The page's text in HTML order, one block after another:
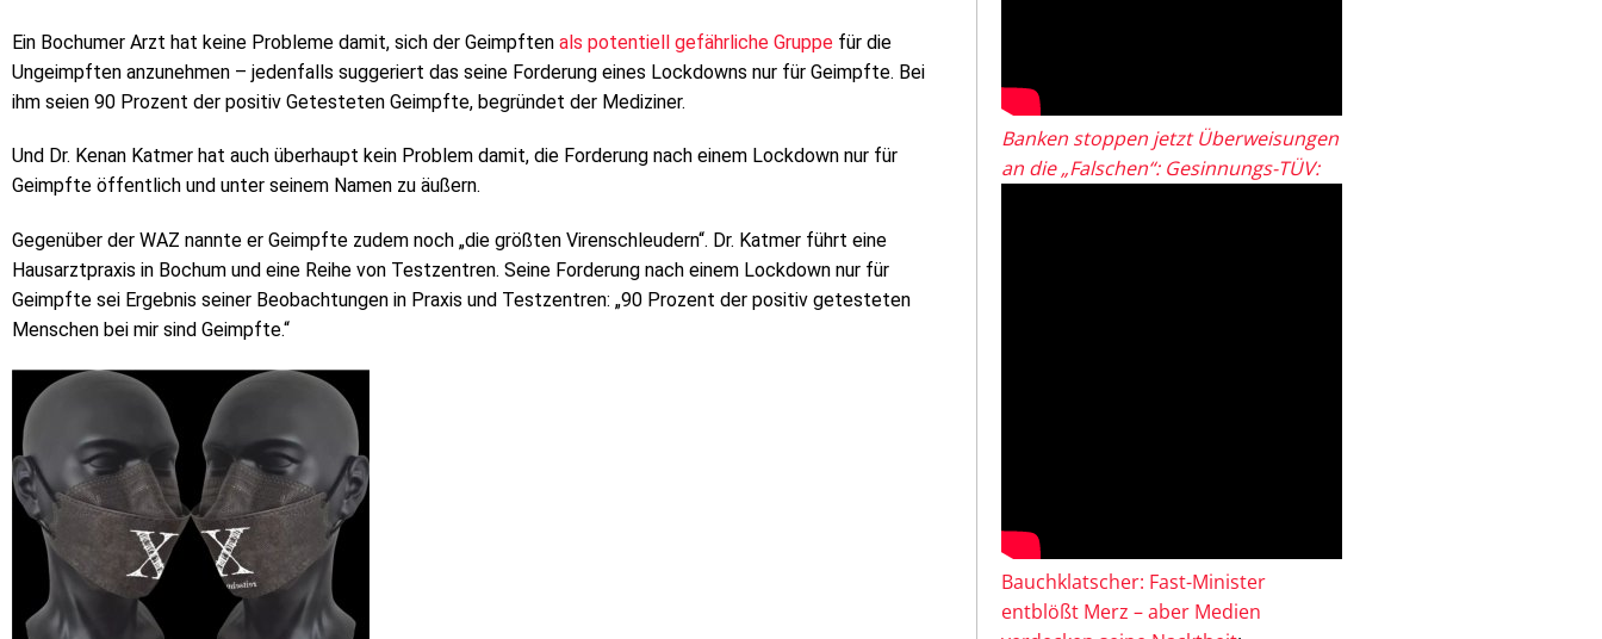
Ein Bochumer Arzt hat keine Probleme damit, sich der Geimpften als potentiell gefährliche Gruppe für die
Ungeimpften anzunehmen – jedenfalls suggeriert das seine Forderung eines Lockdowns nur für Geimpfte. Bei
ihm seien 90 Prozent der positiv Getesteten Geimpfte, begründet der Mediziner.
Und Dr. Kenan Katmer hat auch überhaupt kein Problem damit, die Forderung nach einem Lockdown nur für
Geimpfte öffentlich und unter seinem Namen zu äußern.
Gegenüber der WAZ nannte er Geimpfte zudem noch „die größten Virenschleudern“. Dr. Katmer führt eine
Hausarztpraxis in Bochum und eine Reihe von Testzentren. Seine Forderung nach einem Lockdown nur für
Geimpfte sei Ergebnis seiner Beobachtungen in Praxis und Testzentren: „90 Prozent der positiv getesteten
Menschen bei mir sind Geimpfte.“
Banken stoppen jetzt Überweisungen
an die „Falschen“: Gesinnungs-TÜV:
Bauchklatscher: Fast-Minister
entblößt Merz – aber Medien